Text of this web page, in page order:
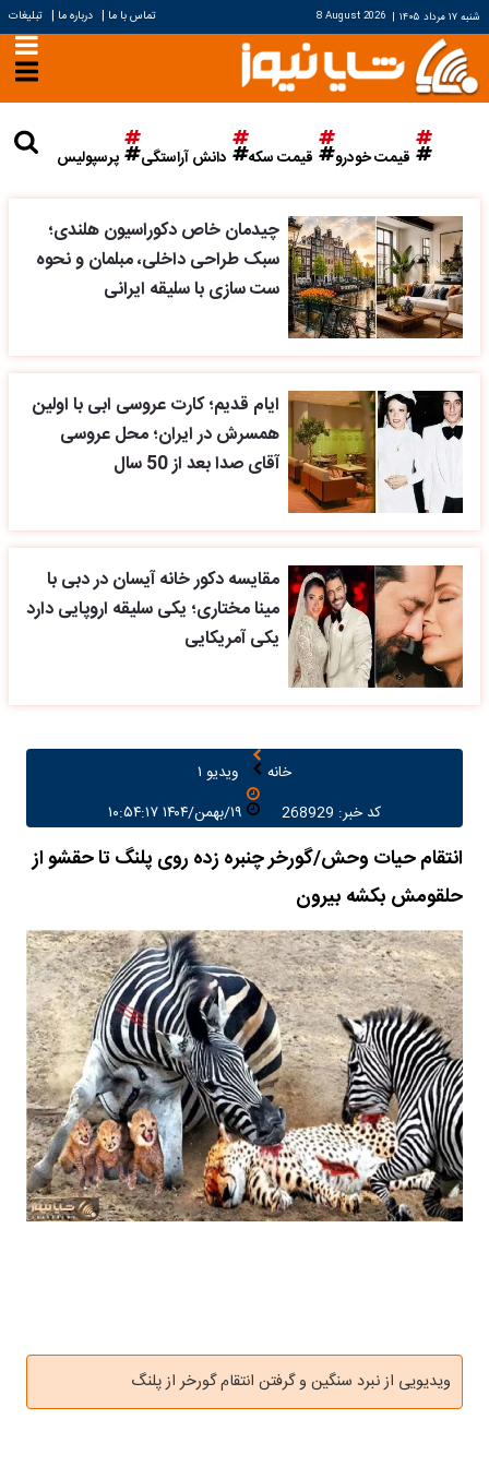
شنبه ۱۷ مرداد ۱۴۰۵ |
8 August 2026 تماس با ما | درباره ما | تبلیغات
قیمت خودرو قیمت سکه دانش آراستگی پرسپولیس
چیدمان خاص دکوراسیون هلندی؛
سبک طراحی داخلی، مبلمان و نحوه
ست سازی با سلیقه ایرانی
ایام قدیم؛ کارت عروسی ابی با اولین
همسرش در ایران؛ محل عروسی
آقای صدا بعد از 50 سال
مقایسه دکور خانه آیسان در دبی با
مینا مختاری؛ یکی سلیقه اروپایی دارد
یکی آمریکایی
خانه
ویدیو ۱
کد خبر: 268929
انتقام حیات وحش/گورخر چنبره زده روی پلنگ تا حقشو از
حلقومش بکشه بیرون
ویدیویی از نبرد سنگین و گرفتن انتقام گورخر از پلنگ